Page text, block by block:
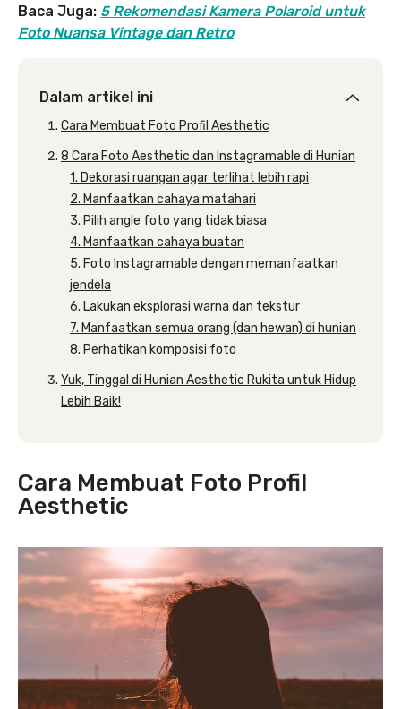
Baca Juga: 5 Rekomendasi Kamera Polaroid untuk
Foto Nuansa Vintage dan Retro
Dalam artikel ini
Cara Membuat Foto Profil Aesthetic
8 Cara Foto Aesthetic dan Instagramable di Hunian
1. Dekorasi ruangan agar terlihat lebih rapi
2. Manfaatkan cahaya matahari
3. Pilih angle foto yang tidak biasa
4. Manfaatkan cahaya buatan
5. Foto Instagramable dengan memanfaatkan
jendela
6. Lakukan eksplorasi warna dan tekstur
7. Manfaatkan semua orang (dan hewan) di hunian
8. Perhatikan komposisi foto
Yuk, Tinggal di Hunian Aesthetic Rukita untuk Hidup
Lebih Baik!
Cara Membuat Foto Profil
Aesthetic